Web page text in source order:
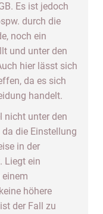
Es ist jedoch
durch die
noch ein
und unter den
hier lässt sich
da es sich
handelt.
nicht unter den
die Einstellung
in der
Liegt ein
höhere
der Fall zu